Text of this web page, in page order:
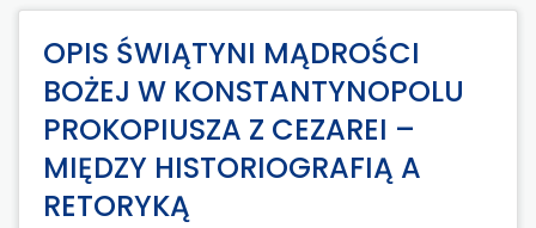
OPIS ŚWIĄTYNI MĄDROŚCI
BOŻEJ W KONSTANTYNOPOLU
PROKOPIUSZA Z CEZAREI –
MIĘDZY HISTORIOGRAFIĄ A
RETORYKĄ